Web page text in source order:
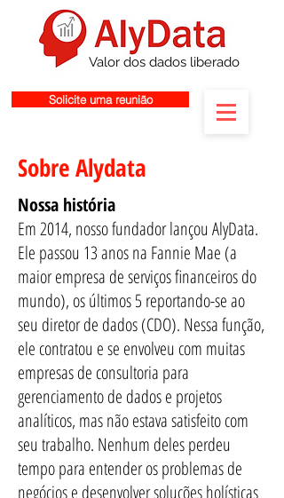
Valor dos dados liberado
Solicite uma reunião
Sobre Alydata
Nossa história
Em 2014, nosso fundador lançou AlyData.
Ele passou 13 anos na Fannie Mae (a
maior empresa de serviços financeiros do
mundo), os últimos 5 reportando-se ao
seu diretor de dados (CDO). Nessa função,
ele contratou e se envolveu com muitas
empresas de consultoria para
gerenciamento de dados e projetos
analíticos, mas não estava satisfeito com
seu trabalho. Nenhum deles perdeu
tempo para entender os problemas de
negócios e desenvolver soluções holísticas